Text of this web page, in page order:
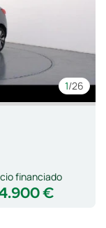
1/26
€
financiado